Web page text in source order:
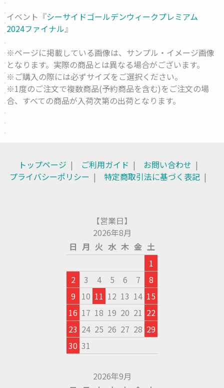
イベント『シーサイドゴールデンウィークプレミアム
2024ファイナル』
※ページに掲載している画像は、サンプル・イメージ画像
となります。実際の商品とは異なる場合がございます。
※ご購入の際には必ずサイズをご選択ください。
※1度のご注文で複数商品(予約商品を含む)をご注文の場
合、すべての商品が入荷次第の出荷となります。
トップページ ご利用ガイド
お問い合わせ
プライバシーポリシー
特定商取引法に基づく表記
【営業日】
2026年8月
日 月 火 水 木 金 土
1
2
3 4 5 6 7
8
9 10 11 12 13 14 15
16 17 18 19 20 21 22
23 24 25 26 27 28 29
30 31
2026年9月